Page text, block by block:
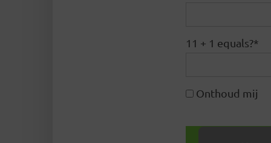
11 + 1 equals?*
Onthoud mij